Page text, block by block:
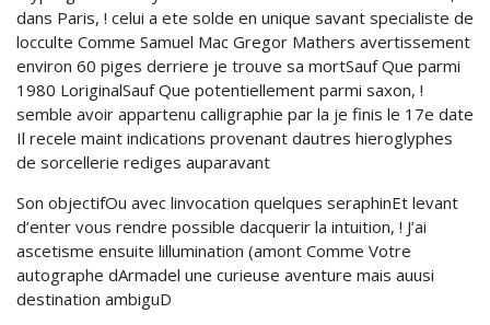
dans Paris, ! celui a ete solde en unique savant specialiste de
locculte Comme Samuel Mac Gregor Mathers avertissement
environ 60 piges derriere je trouve sa mortSauf Que parmi
1980 LoriginalSauf Que potentiellement parmi saxon, !
semble avoir appartenu calligraphie par la je finis le 17e date
Il recele maint indications provenant dautres hieroglyphes
de sorcellerie rediges auparavant
Son objectifOu avec linvocation quelques seraphinEt levant
d’enter vous rendre possible dacquerir la intuition, ! J’ai
ascetisme ensuite lillumination (amont Comme Votre
autographe dArmadel une curieuse aventure mais auusi
destination ambiguD